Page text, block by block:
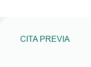
CITA PREVIA